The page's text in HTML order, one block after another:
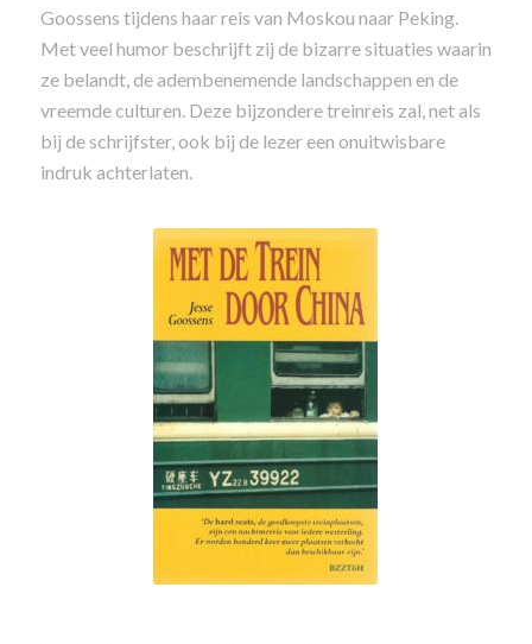
Goossens tijdens haar reis van Moskou naar Peking.
Met veel humor beschrijft zij de bizarre situaties waarin
ze belandt, de adembenemende landschappen en de
vreemde culturen. Deze bijzondere treinreis zal, net als
bij de schrijfster, ook bij de lezer een onuitwisbare
indruk achterlaten.